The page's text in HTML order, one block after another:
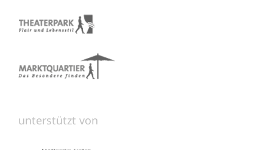
unterstützt von